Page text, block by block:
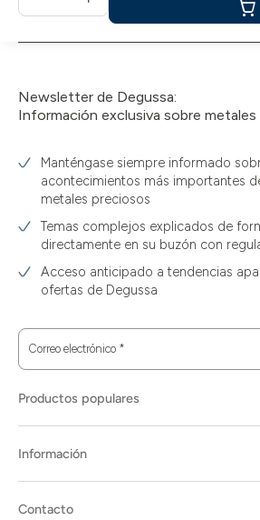
Añadir
la
Newsletter de Degussa:
Información exclusiva sobre metales
Manténgase siempre informado
acontecimientos más importantes
metales preciosos
Temas complejos explicados de
directamente en su buzón con
Acceso anticipado a tendencias
ofertas de Degussa
Correo electrónico *
Productos populares
Información
Contacto